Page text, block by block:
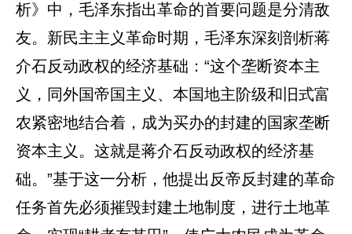
析》中，毛泽东指出革命的首要问题是分清敌
友。新民主主义革命时期，毛泽东深刻剖析蒋
介石反动政权的经济基础：“这个垄断资本主
义，同外国帝国主义、本国地主阶级和旧式富
农紧密地结合着，成为买办的封建的国家垄断
资本主义。这就是蒋介石反动政权的经济基
础。”基于这一分析，他提出反帝反封建的革命
任务首先必须摧毁封建土地制度，进行土地革